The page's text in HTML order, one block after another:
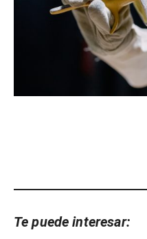
Te puede interesar: